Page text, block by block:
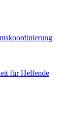
für Helfende